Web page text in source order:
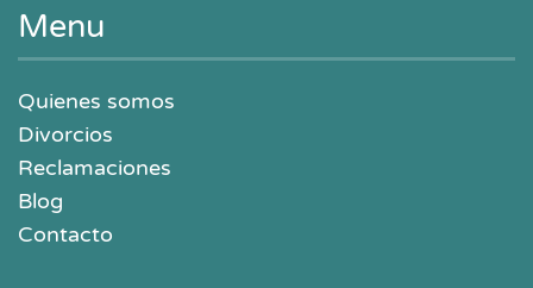
Menu
Quienes somos
Divorcios
Reclamaciones
Blog
Contacto